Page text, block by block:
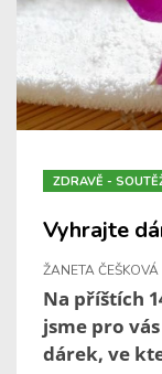
ZDRAVĚ -
Vyhrajte
ŽANETA ČEŠKOVÁ
Na příštích
jsme pro
dárek, ve